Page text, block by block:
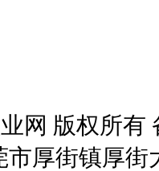
网 版权所有
厚街镇厚